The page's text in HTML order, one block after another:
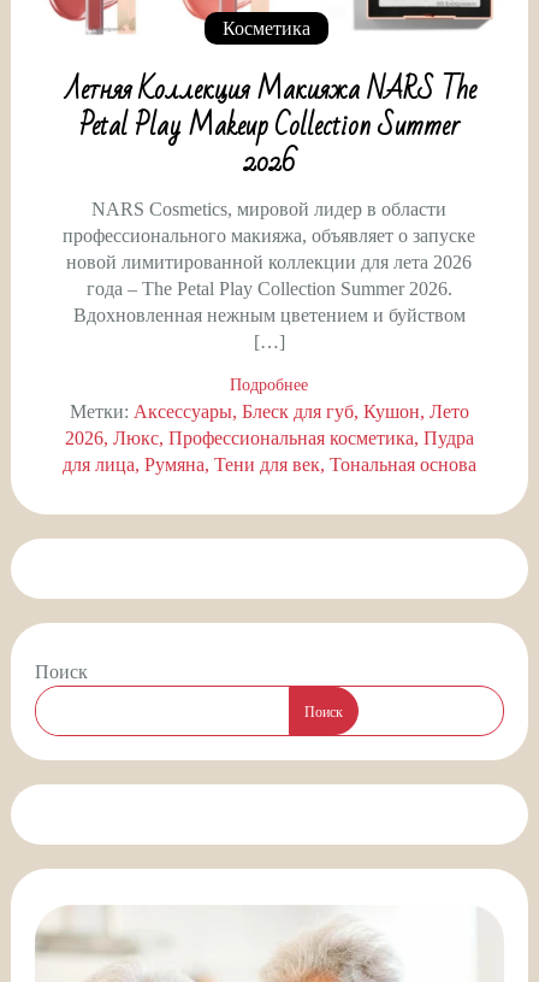
Косметика
Летняя Коллекция Макияжа NARS The
Petal Play Makeup Collection Summer
2026
NARS Cosmetics, мировой лидер в области
профессионального макияжа, объявляет о запуске
новой лимитированной коллекции для лета 2026
года – The Petal Play Collection Summer 2026.
Вдохновленная нежным цветением и буйством
[…]
Подробнее
Метки: Аксессуары Блеск для губ Кушон Лето
2026 Люкс Профессиональная косметика Пудра
для лица Румяна Тени для век Тональная основа
Поиск
Поиск